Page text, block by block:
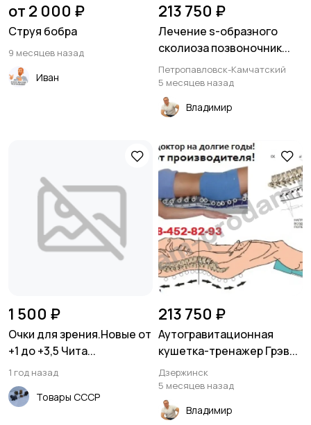
от 2 000 ₽
Струя бобра
9 месяцев назад
Иван
213 750 ₽
Лечение s-образного
сколиоза позвоночник...
Петропавловск-Камчатский
5 месяцев назад
Владимир
1 500 ₽
Очки для зрения.Новые от
+1 до +3,5 Чита...
1 год назад
Товары СССР
213 750 ₽
Аутогравитационная
кушетка-тренажер Грэв...
Дзержинск
5 месяцев назад
Владимир